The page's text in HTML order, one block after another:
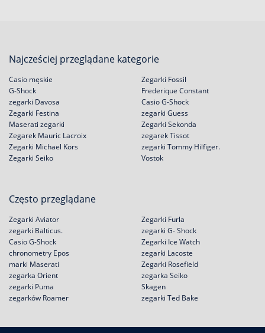
Najcześciej przeglądane kategorie
Casio męskie
G-Shock
zegarki Davosa
Zegarki Festina
Zegarki Fossil
Frederique Constant
Casio G-Shock
zegarki Guess
Maserati zegarki
Zegarek Mauric Lacroix
Zegarki Michael Kors
Zegarki Seiko
Zegarki Sekonda
zegarek Tissot
zegarki Tommy Hilfiger.
Vostok
Często przeglądane
Zegarki Aviator
zegarki Balticus.
Casio G-Shock
chronometry Epos
Zegarki Furla
zegarki G- Shock
Zegarki Ice Watch
zegarki Lacoste
marki Maserati
zegarka Orient
zegarki Puma
zegarków Roamer
Zegarki Rosefield
zegarka Seiko
Skagen
zegarki Ted Bake